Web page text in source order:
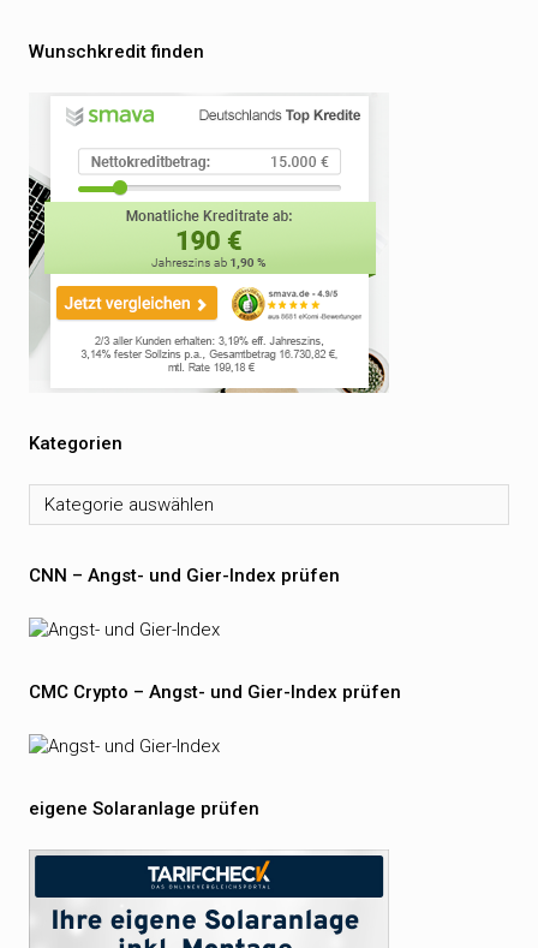
Wunschkredit finden
Kategorien
Kategorien
CNN – Angst- und Gier-Index prüfen
CMC Crypto – Angst- und Gier-Index prüfen
eigene Solaranlage prüfen